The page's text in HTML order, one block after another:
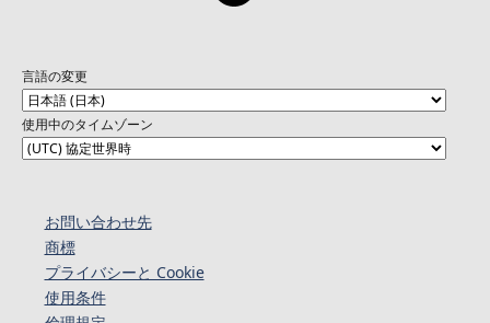
言語の変更
使用中のタイムゾーン
お問い合わせ先
商標
プライバシーと Cookie
使用条件